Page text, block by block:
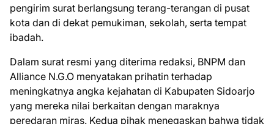
pengirim surat berlangsung terang-terangan di pusat
kota dan di dekat pemukiman, sekolah, serta tempat
ibadah.
Dalam surat resmi yang diterima redaksi, BNPM dan
Alliance N.G.O menyatakan prihatin terhadap
meningkatnya angka kejahatan di Kabupaten Sidoarjo
yang mereka nilai berkaitan dengan maraknya
peredaran miras. Kedua pihak menegaskan bahwa tidak